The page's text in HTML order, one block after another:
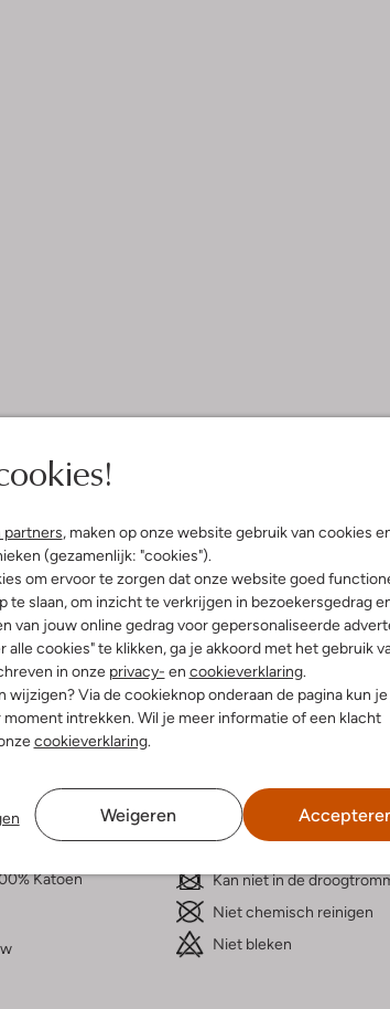
partners, maken op onze website gebruik van cookies
(gezamenlijk: "cookies").
om ervoor te zorgen dat onze website goed
te slaan, om inzicht te verkrijgen in bezoekersgedrag
van jouw online gedrag voor gepersonaliseerde
alle cookies" te klikken, ga je akkoord met het gebruik
in onze privacy- en cookieverklaring.
wijzigen? Via de cookieknop onderaan de pagina kun
intrekken. Wil je meer informatie of een klacht
cookieverklaring.
Weigeren
& retourneren
Katoen
Normaal wassen op 30 °C
Kan niet in de
Niet chemisch reinigen
Niet bleken